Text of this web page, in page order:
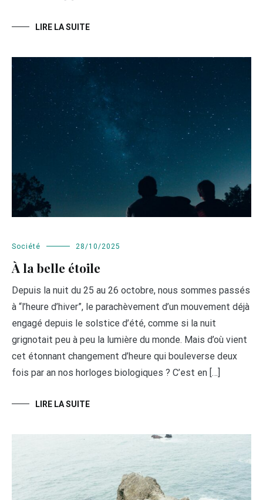
LIRE LA SUITE
Société 28/10/2025
À la belle étoile
Depuis la nuit du 25 au 26 octobre, nous sommes passés
à “l’heure d’hiver”, le parachèvement d’un mouvement déjà
engagé depuis le solstice d’été, comme si la nuit
grignotait peu à peu la lumière du monde. Mais d’où vient
cet étonnant changement d’heure qui bouleverse deux
fois par an nos horloges biologiques ? C’est en […]
LIRE LA SUITE